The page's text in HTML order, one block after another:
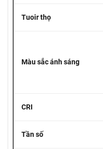
Tuoir thọ
Màu sắc ánh sáng
CRI
Tần số